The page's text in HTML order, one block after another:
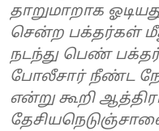
தாறுமாறாக
சென்ற பக்தர்கள்
நடந்து பெண் பக்தர்
போலீசார் நீண்ட
என்று கூறி